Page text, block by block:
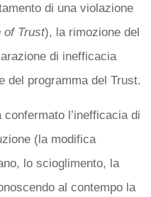
di una violazione
of Trust), la rimozione del
di inefficacia
del programma del Trust.
l’inefficacia di
(la modifica
lo scioglimento, la
al contempo la